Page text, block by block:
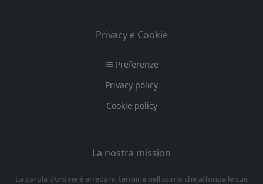
Privacy e Cookie
Preferenze
Privacy policy
Cookie policy
La nostra mission
La parola d’ordine è arredare, termine bellissimo che affonda le sue